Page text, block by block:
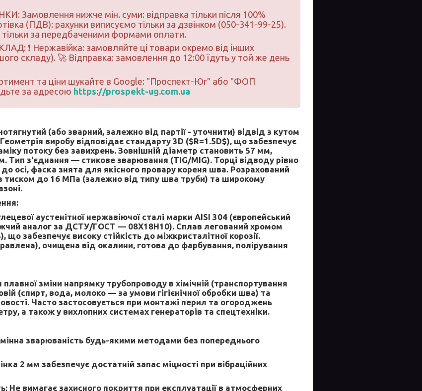
Замовлення нижче мін. суми: відправка тільки після 100%
(ПДВ): рахунки виписуємо тільки за дзвінком (050-341-99-25).
тільки за передбаченими формами оплати.
❗ Нержавійка: замовляйте ці товари окремо від інших
складу). 🚀 Відправка: замовлення до 12:00 їдуть у той же день
та ціни шукайте в Google: "Проспект-Юг" або "ФОП
за адресою https://prospekt-ug.com.ua
(або зварний, залежно від партії - уточнити) відвід з кутом
виробу відповідає стандарту 3D ($R=1.5D$), що забезпечує
потоку без завихрень. Зовнішній діаметр становить 57 мм,
Тип з'єднання — стикове зварювання (TIG/MIG). Торці відводу рівно
до осі, фаска знята для якісного провару кореня шва. Розрахований
тиском до 16 МПа (залежно від типу шва труби) та широкому
аустенітної нержавіючої сталі марки AISI 304 (європейський
аналог за ДСТУ/ГОСТ — 08Х18Н10). Сплав легований хромом
що забезпечує високу стійкість до міжкристалітної корозії.
очищена від окалини, готова до фарбування, полірування
зміни напрямку трубопроводу в хімічній (транспортування
(спирт, вода, молоко — за умови гігієнічної обробки шва) та
Часто застосовується при монтажі перил та огороджень
а також у вихлопних системах генераторів та спецтехніки.
зварюваність будь-якими методами без попереднього
2 мм забезпечує достатній запас міцності при вібраційних
Не вимагає захисного покриття при експлуатації в атмосферних